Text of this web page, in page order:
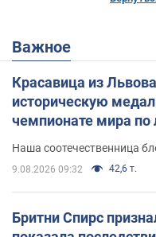
Важное
Красавица из
историческую
чемпионате мира по
Наша соотечественница
9.08.2026 09:32 42,6 т.
Бритни Спирс